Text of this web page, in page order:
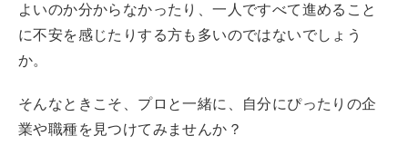
よいのか分からなかったり、一人ですべて進めること
に不安を感じたりする方も多いのではないでしょう
か。
そんなときこそ、プロと一緒に、自分にぴったりの企
業や職種を見つけてみませんか？